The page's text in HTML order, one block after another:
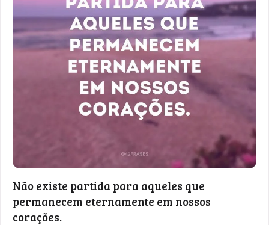
Não existe partida para aqueles que
permanecem eternamente em nossos
corações.